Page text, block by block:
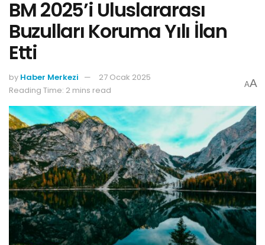
BM 2025’i Uluslararası
Buzulları Koruma Yılı İlan
Etti
by Haber Merkezi
27 Ocak 2025
Reading Time: 2 mins read
AA